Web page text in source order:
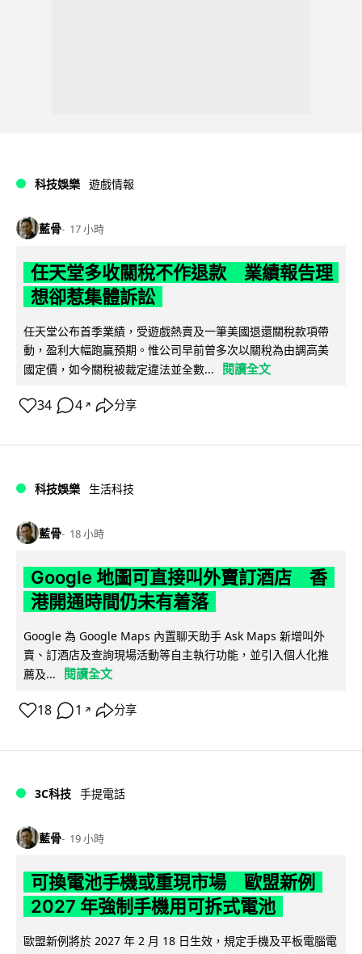
科技娛樂 遊戲情報
藍骨 17 小時
任天堂多收關稅不作退款 業績報告理
想卻惹集體訴訟
任天堂公布首季業績，受遊戲熱賣及一筆美國退還關稅款項帶
動，盈利大幅跑贏預期。惟公司早前曾多次以關稅為由調高美
國定價，如今關稅被裁定違法並全數...
閱讀全文
34 4 ↗ 分享
科技娛樂 生活科技
藍骨 18 小時
Google 地圖可直接叫外賣訂酒店 香
港開通時間仍未有着落
Google 為 Google Maps 內置聊天助手 Ask Maps 新增叫外
賣、訂酒店及查詢現場活動等自主執行功能，並引入個人化推
薦及...
閱讀全文
18 1 ↗ 分享
3C科技 手提電話
藍骨 19 小時
可換電池手機或重現市場 歐盟新例
2027 年強制手機用可拆式電池
歐盟新例將於 2027 年 2 月 18 日生效，規定手機及平板電腦電